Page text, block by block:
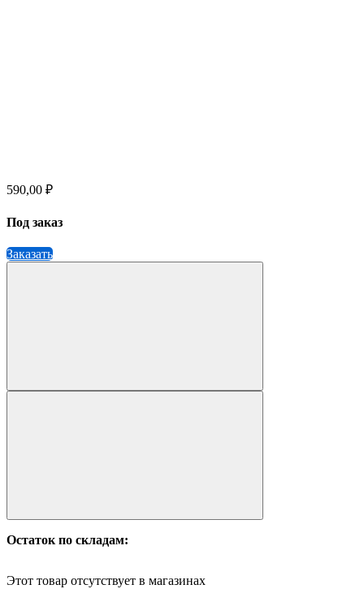
590,00 ₽
Под заказ
Заказать
Остаток по складам:
Этот товар отсутствует в магазинах